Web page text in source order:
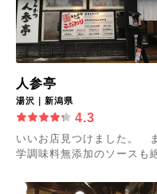
人参亭
湯沢｜新潟県
4.3
いいお店見つけました。
学調味料無添加のソースも